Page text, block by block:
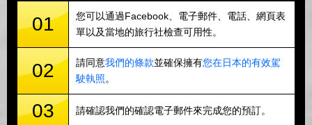
01
您可以通過Facebook、電子郵件、電話、網頁表
單以及當地的旅行社檢查可用性。
02 請同意我們的條款並確保擁有您在日本的有效駕
駛執照。
03 請確認我們的確認電子郵件來完成您的預訂。